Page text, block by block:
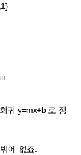
귀 y=mx+b 로 정
에 없죠.